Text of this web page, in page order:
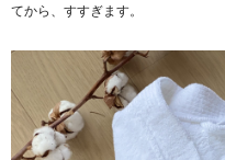
てから、すすぎます。